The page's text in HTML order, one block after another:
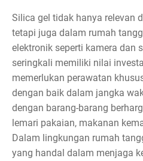
Silica gel tidak hanya relevan
tetapi juga dalam rumah
elektronik seperti kamera dan
seringkali memiliki nilai
memerlukan perawatan
dengan baik dalam jangka
dengan barang-barang
lemari pakaian, makanan
Dalam lingkungan rumah
yang handal dalam menjaga